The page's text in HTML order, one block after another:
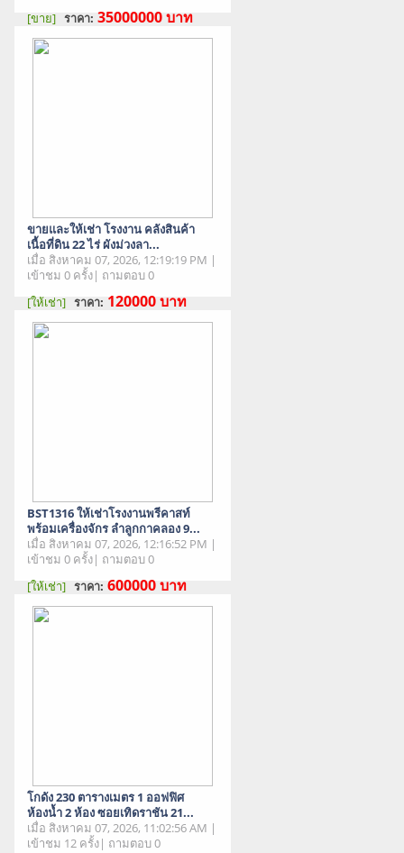
[ขาย] ราคา: 35000000บาท
ขายและให้เช่า โรงงาน คลังสินค้า
เนื้อที่ดิน 22 ไร่ ผังม่วงลา...
เมื่อ สิงหาคม 07, 2026, 12:19:19 PM |
เข้าชม 0 ครั้ง| ถามตอบ 0
[ให้เช่า] ราคา: 120000บาท
BST1316 ให้เช่าโรงงานพรีคาสท์
พร้อมเครื่องจักร ลำลูกกาคลอง 9...
เมื่อ สิงหาคม 07, 2026, 12:16:52 PM |
เข้าชม 0 ครั้ง| ถามตอบ 0
[ให้เช่า] ราคา: 600000บาท
โกดัง 230 ตารางเมตร 1 ออฟฟิศ
ห้องน้ำ 2 ห้อง ซอยเทิดราชัน 21...
เมื่อ สิงหาคม 07, 2026, 11:02:56 AM |
เข้าชม 12 ครั้ง| ถามตอบ 0